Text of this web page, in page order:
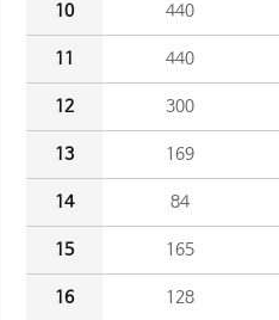
10 440
11 440
12 300
13 169
14 84
15 165
16 128